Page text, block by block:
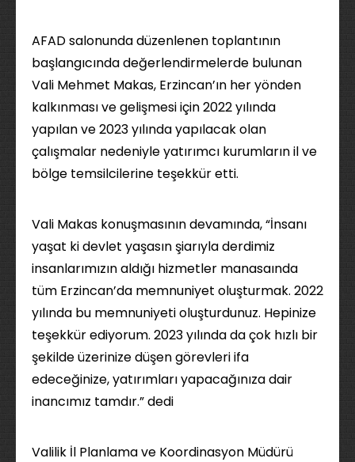
AFAD salonunda düzenlenen toplantının
başlangıcında değerlendirmelerde bulunan
Vali Mehmet Makas, Erzincan’ın her yönden
kalkınması ve gelişmesi için 2022 yılında
yapılan ve 2023 yılında yapılacak olan
çalışmalar nedeniyle yatırımcı kurumların il ve
bölge temsilcilerine teşekkür etti.
Vali Makas konuşmasının devamında, “İnsanı
yaşat ki devlet yaşasın şiarıyla derdimiz
insanlarımızın aldığı hizmetler manasaında
tüm Erzincan’da memnuniyet oluşturmak. 2022
yılında bu memnuniyeti oluşturdunuz. Hepinize
teşekkür ediyorum. 2023 yılında da çok hızlı bir
şekilde üzerinize düşen görevleri ifa
edeceğinize, yatırımları yapacağınıza dair
inancımız tamdır.” dedi
Valilik İl Planlama ve Koordinasyon Müdürü